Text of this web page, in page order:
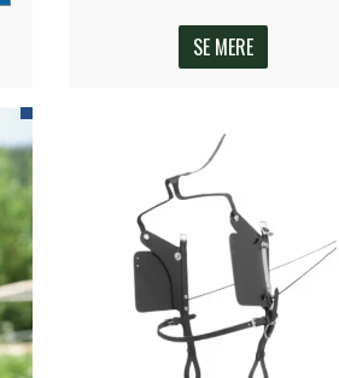
SE MERE